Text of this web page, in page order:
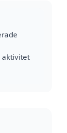
aktivitet